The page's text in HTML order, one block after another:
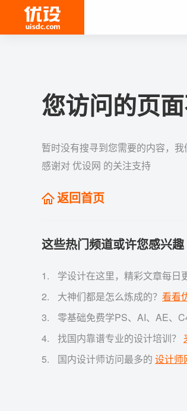
您访问的页
暂时没有搜寻到您需要的内容，我
感谢对 优设网 的关注支持
返回首页
这些热门频道或许您感兴趣
学设计在这里，精彩文章每日
大神们都是怎么炼成的？ 看看
零基础免费学PS、AI、AE、
找国内靠谱专业的设计培训？
国内设计师访问最多的 设计师